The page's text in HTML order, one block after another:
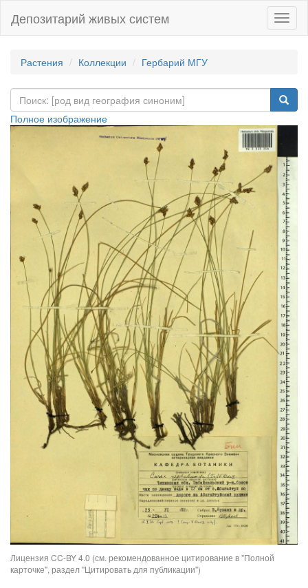
Депозитарий живых систем
Растения Коллекции Гербарий МГУ
Полное изображение
Лицензия CC-BY 4.0 (см. рекомендованное цитирование в "Полной
карточке", раздел "Цитировать для публикации")